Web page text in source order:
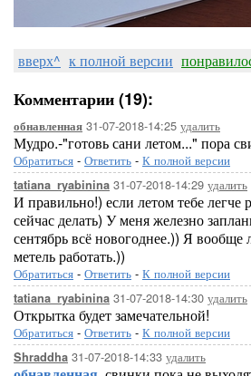
вверх^ к полной версии
Комментарии (19):
обнавленная 31-07-2018-14:25 удалить
Мудро.-"готовь сани летом..." пора
Обратиться - Ответить - К полной версии
tatiana_ryabinina 31-07-2018-14:29 удалить
И правильно!) если летом тебе легче
сейчас делать) У меня железно
сентябрь всё новогоднее.)) Я
метель работать.))
Обратиться - Ответить - К полной версии
tatiana_ryabinina 31-07-2018-14:30 удалить
Открытка будет замечательной!
Обратиться - Ответить - К полной версии
Shraddha 31-07-2018-14:33 удалить